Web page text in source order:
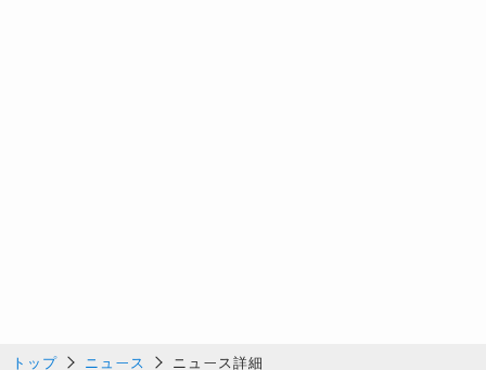
トップ ニュース ニュース詳細